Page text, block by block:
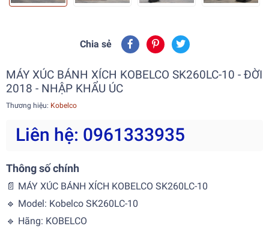
Chia sẻ
MÁY XÚC BÁNH XÍCH KOBELCO SK260LC-10 - ĐỜI
2018 - NHẬP KHẨU ÚC
Thương hiệu: Kobelco
Liên hệ: 0961333935
Thông số chính
📄 MÁY XÚC BÁNH XÍCH KOBELCO SK260LC-10
🔹 Model: Kobelco SK260LC-10
🔹 Hãng: KOBELCO